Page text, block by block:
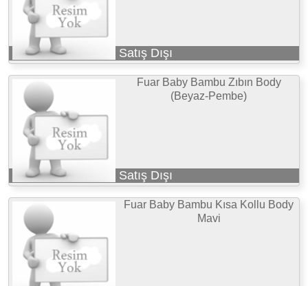
Satış Dışı
Fuar Baby Bambu Zıbın Body
(Beyaz-Pembe)
Satış Dışı
Fuar Baby Bambu Kısa Kollu Body
Mavi